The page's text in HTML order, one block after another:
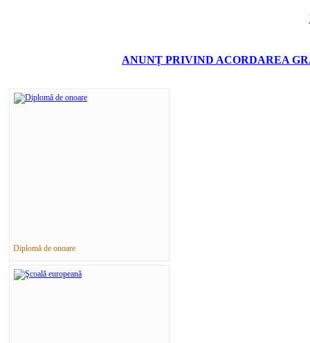
ANUNȚ PRIVIND ACORDAREA
Diplomă de onoare